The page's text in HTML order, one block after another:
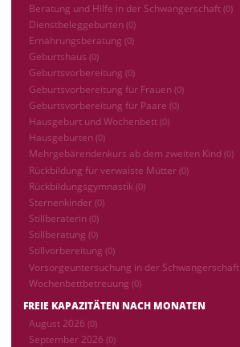
Beratung und Hilfe in der Schwangerschaft (0)
Dienstbeleggeburten (0)
Ernährungsberatung (0)
Geburtshaus (0)
Geburtsvorbereitung (0)
Geburtsvorbereitung für Frauen (0)
Geburtsvorbereitung für Paare (0)
Hausgeburt und Wochenbett (0)
Hausgeburten (0)
Mehrgebärendenkurs ab dem zweiten Kind (0)
Rückbildung für verwaiste Mütter (0)
Rückbildungsgymnastik (0)
Sternenkinder (0)
Stillberaterin (0)
Stillberatung (0)
Stillvorbereitung (0)
Vorsorgeuntersuchung in der Schwangerschaft
Wochenbettbetreuung (0)
FREIE KAPAZITÄTEN NACH MONATEN
August 2026 (0)
September 2026 (0)